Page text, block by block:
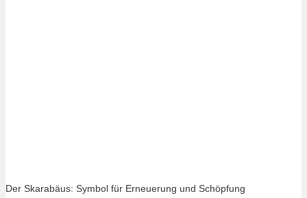
Der Skarabäus: Symbol für Erneuerung und Schöpfung